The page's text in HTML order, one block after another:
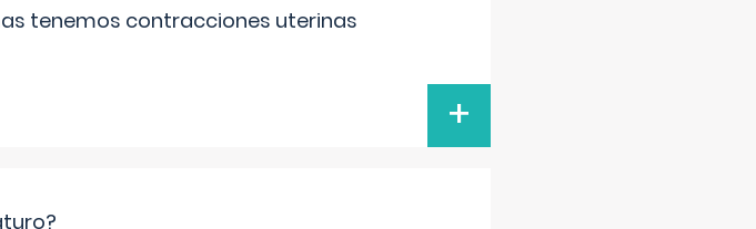
tenemos contracciones uterinas
+